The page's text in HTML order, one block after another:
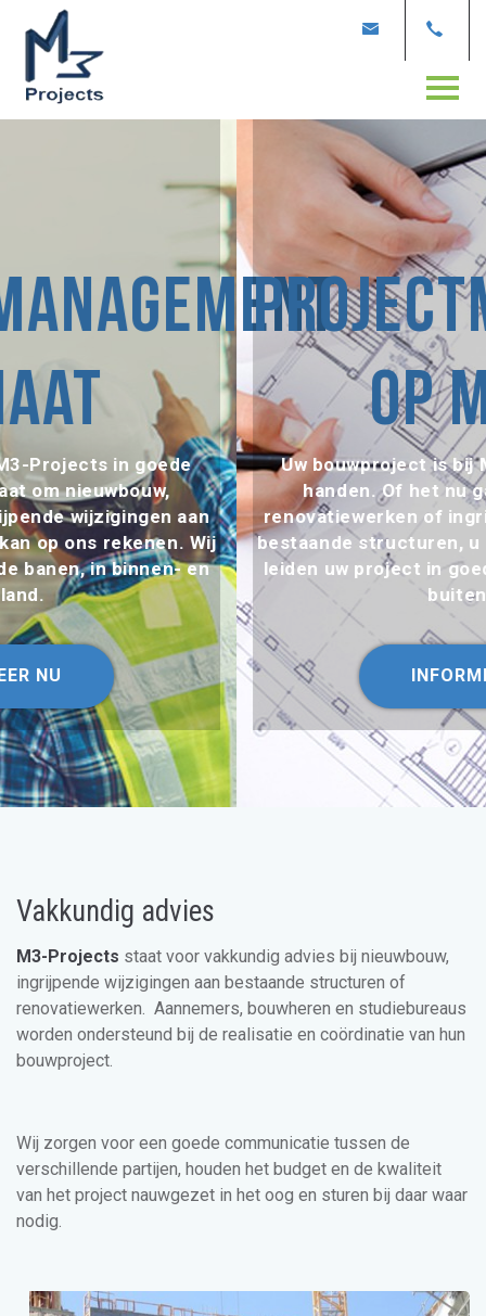
op maat
Uw bouwproject is bij M3-Projects in goede
handen. Of het nu gaat om nieuwbouw,
renovatiewerken of ingrijpende wijzigingen aan
bestaande structuren, u kan op ons rekenen. Wij
leiden uw project in goede banen, in binnen- en
buitenland.
INFORMEER NU
Vakkundig advies
M3-Projects staat voor vakkundig advies bij nieuwbouw,
ingrijpende wijzigingen aan bestaande structuren of
renovatiewerken. Aannemers, bouwheren en studiebureaus
worden ondersteund bij de realisatie en coördinatie van hun
bouwproject.
Wij zorgen voor een goede communicatie tussen de
verschillende partijen, houden het budget en de kwaliteit
van het project nauwgezet in het oog en sturen bij daar waar
nodig.